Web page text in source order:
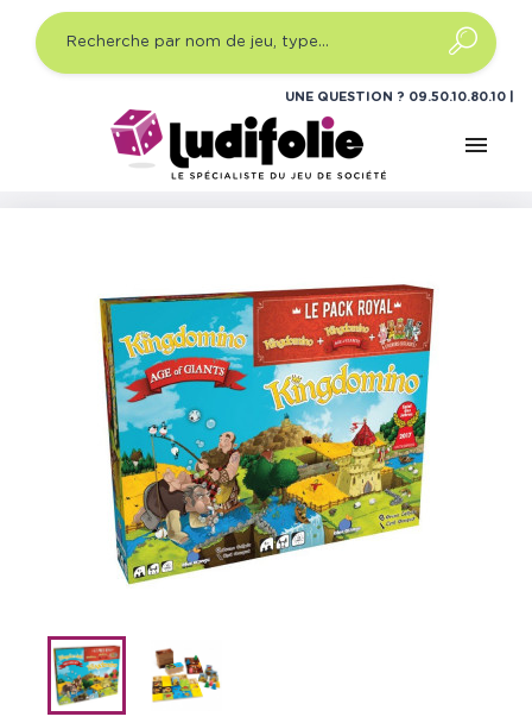
UNE QUESTION ? 09.50.10.80.10
menu
Jeux de société
Jeux de société famille
Kingdomino - Pack Royal